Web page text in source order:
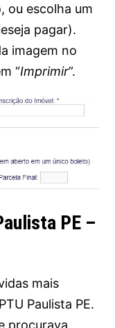
ou escolha um
pagar).
imagem no
“Imprimir”.
PE –
mais
Paulista PE.